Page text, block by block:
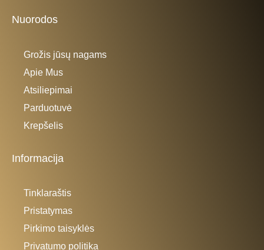
Nuorodos
Grožis jūsų nagams
Apie Mus
Atsiliepimai
Parduotuvė
Krepšelis
Informacija
Tinklaraštis
Pristatymas
Pirkimo taisyklės
Privatumo politika